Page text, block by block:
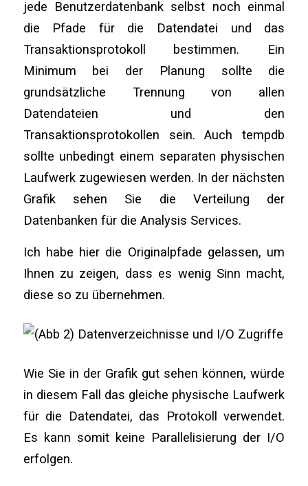
jede Benutzerdatenbank selbst noch einmal
die Pfade für die Datendatei und das
Transaktionsprotokoll bestimmen. Ein
Minimum bei der Planung sollte die
grundsätzliche Trennung von allen
Datendateien und den
Transaktionsprotokollen sein. Auch tempdb
sollte unbedingt einem separaten physischen
Laufwerk zugewiesen werden. In der nächsten
Grafik sehen Sie die Verteilung der
Datenbanken für die Analysis Services.
Ich habe hier die Originalpfade gelassen, um
Ihnen zu zeigen, dass es wenig Sinn macht,
diese so zu übernehmen.
Wie Sie in der Grafik gut sehen können, würde
in diesem Fall das gleiche physische Laufwerk
für die Datendatei, das Protokoll verwendet.
Es kann somit keine Parallelisierung der I/O
erfolgen.